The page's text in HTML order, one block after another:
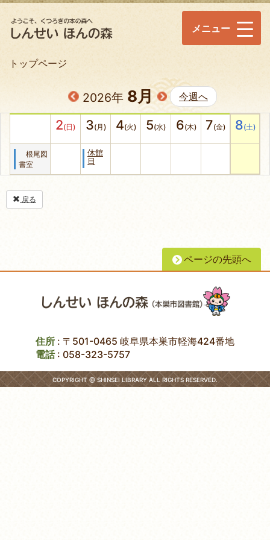
メニュー
トップページ
2026年8月 今週へ
2(日) 3(月) 4(火) 5(水) 6(木) 7(金) 8(土)
根尾図
書室
休館
日
戻る
ページの先頭へ
住所 : 〒501-0465 岐阜県本巣市軽海424番地
電話: 058-323-5757
COPYRIGHT @ SHINSEI LIBRARY ALL RIGHTS RESERVED.